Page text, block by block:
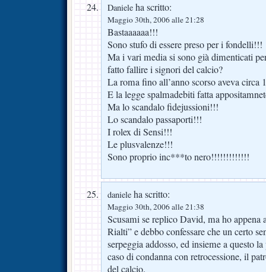
Daniele ha scritto:
Maggio 30th, 2006 alle 21:28
Bastaaaaaa!!!
Sono stufo di essere preso per i fondelli!!!
Ma i vari media si sono già dimenticati
fatto fallire i signori del calcio?
La roma fino all’anno scorso aveva
E la legge spalmadebiti fatta
Ma lo scandalo fidejussioni!!!
Lo scandalo passaporti!!!
I rolex di Sensi!!!
Le plusvalenze!!!
Sono proprio inc***to nero!!!!!!!!!!!!!
daniele ha scritto:
Maggio 30th, 2006 alle 21:38
Scusami se replico David, ma ho appena
Rialti” e debbo confessare che un certo
serpeggia addosso, ed insieme a questo
caso di condanna con retrocessione, il
del calcio.